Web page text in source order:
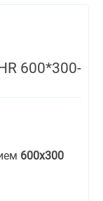
600*300-
600х300